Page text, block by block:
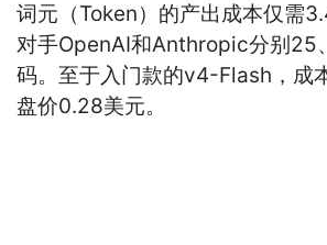
词元（Token）的产出成本仅需
对手OpenAI和Anthropic分别25
码。至于入门款的v4-Flash，成
盘价0.28美元。